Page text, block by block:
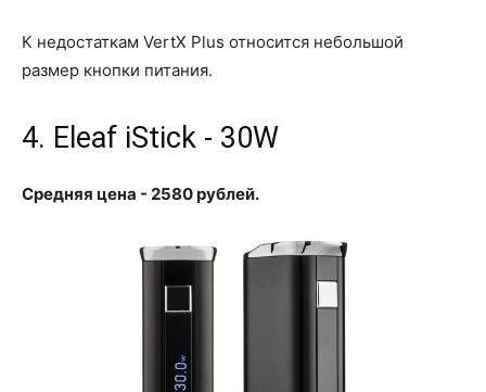
К недостаткам VertX Plus относится небольшой
размер кнопки питания.
4. Eleaf iStick - 30W
Средняя цена - 2580 рублей.